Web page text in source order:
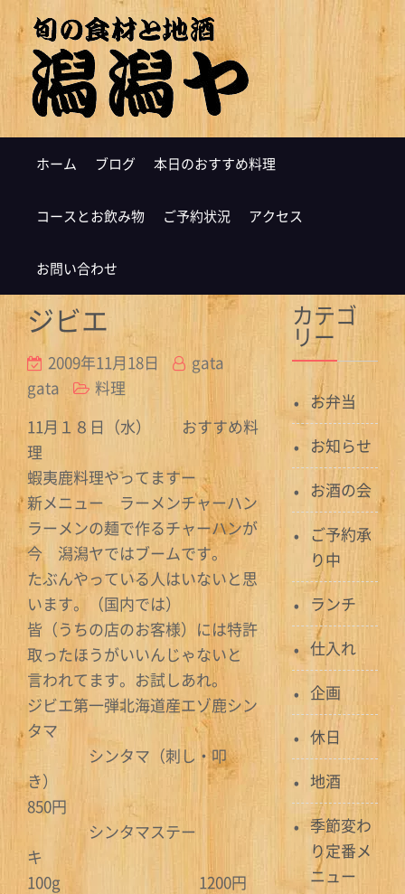
ホーム ブログ 本日のおすすめ料理
コースとお飲み物 ご予約状況 アクセス
お問い合わせ
ジビエ
2009年11月18日
gata
gata
料理
11月１８日（水） おすすめ料
理
蝦夷鹿料理やってますー
新メニュー ラーメンチャーハン
ラーメンの麺で作るチャーハンが
今 潟潟ヤではブームです。
たぶんやっている人はいないと思
います。（国内では）
皆（うちの店のお客様）には特許
取ったほうがいいんじゃないと
言われてます。お試しあれ。
ジビエ第一弾北海道産エゾ鹿シン
タマ
シンタマ（刺し・叩
き）
850円
シンタマステー
キ
100g 1200円
カテゴ
リー
お弁当
お知らせ
お酒の会
ご予約承
り中
ランチ
仕入れ
企画
休日
地酒
季節変わ
り定番メ
ニュー